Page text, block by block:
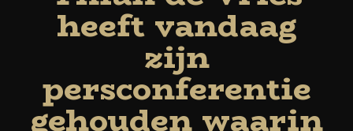
heeft vandaag
zijn
persconferentie
gehouden waarin